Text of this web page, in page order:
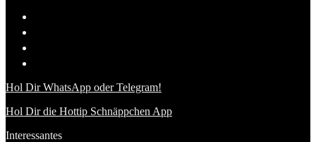
Hol Dir WhatsApp oder Telegram!
Hol Dir die Hottip Schnäppchen App
Interessantes